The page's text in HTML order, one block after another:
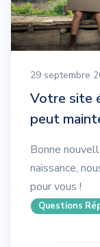
29 septembre
Votre site
peut
Bonne
naissance,
pour vous !
Questions